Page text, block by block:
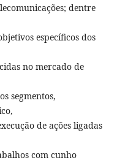
dentre
específicos dos
no mercado de
segmentos,
de ações ligadas
com cunho